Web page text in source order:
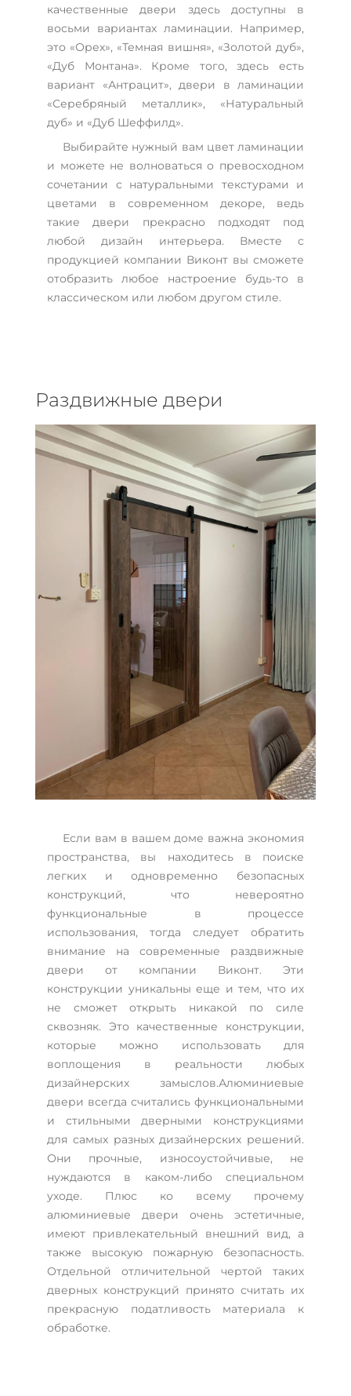
качественные двери здесь доступны в
восьми вариантах ламинации. Например,
это «Орех», «Темная вишня», «Золотой дуб»,
«Дуб Монтана». Кроме того, здесь есть
вариант «Антрацит», двери в ламинации
«Серебряный металлик», «Натуральный
дуб» и «Дуб Шеффилд».
Выбирайте нужный вам цвет ламинации
и можете не волноваться о превосходном
сочетании с натуральными текстурами и
цветами в современном декоре, ведь
такие двери прекрасно подходят под
любой дизайн интерьера. Вместе с
продукцией компании Виконт вы сможете
отобразить любое настроение будь-то в
классическом или любом другом стиле.
Раздвижные двери
Если вам в вашем доме важна экономия
пространства, вы находитесь в поиске
легких и одновременно безопасных
конструкций, что невероятно
функциональные в процессе
использования, тогда следует обратить
внимание на современные раздвижные
двери от компании Виконт. Эти
конструкции уникальны еще и тем, что их
не сможет открыть никакой по силе
сквозняк. Это качественные конструкции,
которые можно использовать для
воплощения в реальности любых
дизайнерских замыслов.Алюминиевые
двери всегда считались функциональными
и стильными дверными конструкциями
для самых разных дизайнерских решений.
Они прочные, износоустойчивые, не
нуждаются в каком-либо специальном
уходе. Плюс ко всему прочему
алюминиевые двери очень эстетичные,
имеют привлекательный внешний вид, а
также высокую пожарную безопасность.
Отдельной отличительной чертой таких
дверных конструкций принято считать их
прекрасную податливость материала к
обработке.